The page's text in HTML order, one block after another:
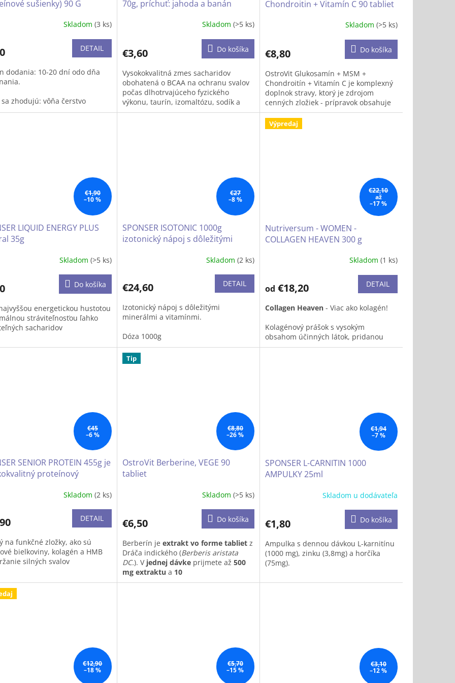
sušienky) 90 G
Skladom (3 ks)
DETAIL
dodania: 10-20 dní odo dňa
sa zhodujú: vôňa čerstvo
koláčika je tá najlepšia.
70g, príchuť: jahoda a banán
Skladom (>5 ks)
€3,60 Do košíka
Vysokokvalitná zmes sacharidov
obohatená o BCAA na ochranu svalov
počas dlhotrvajúceho fyzického
výkonu, taurín, izomaltózu, sodík a
draslík.
Neobsahuje konzervačné látky, ani
500mg BCAA v jednej tube
Chondroitin + Vitamín C 90 tabliet
Skladom (>5 ks)
€8,80 Do košíka
OstroVit Glukosamín + MSM +
Chondroitín + Vitamín C je komplexný
doplnok stravy, ktorý je zdrojom
cenných zložiek - prípravok obsahuje
okrem iného glukozamín, chondroitín
a vitamín C. Ide o produkt vo forme
ľahko prehĺtateľných tabliet, vytvorený
€1,90
–10 %
LIQUID ENERGY PLUS
35g
Skladom (>5 ks)
Do košíka
energetickou hustotou
stráviteľnosťou ľahko
sacharidov
tuba alebo jednorazové
konzervačné látky, ani
€27
–8 %
SPONSER ISOTONIC 1000g
izotonický nápoj s dôležitými
postupnou dlhotrvajúcouSkladom (2 ks)
€24,60 DETAIL
Izotonický nápoj s dôležitými
minerálmi a vitamínmi.
Dóza 1000g
Výpredaj
€22,10
až
–17 %
Nutriversum - WOMEN -
COLLAGEN HEAVEN 300 g
je
z
hviezdičiek.
Skladom (1 ks)
od €18,20 DETAIL
Collagen Heaven- Viac ako kolagén!
Kolagénový prášok s vysokým
obsahom účinných látok, pridanou
kyselinou hyalurónovou, vitamínom C
€45
–6 %
SENIOR PROTEIN 455g je
proteínový
ktorý spĺňa
na vyšší príjem
najmä u seniorov, bez
bez gluténu
Skladom (2 ks)
DETAIL
na funkčné zložky, ako sú
bielkoviny, kolagén a HMB
silných svalov
na vápnik, vitamín B12 a
D
Tip
€8,80
–26 %
OstroVit Berberine, VEGE 90
tabliet
Skladom (>5 ks)
€6,50 Do košíka
Berberín je extrakt vo forme tablietz
Dráča indického (Berberis aristata
DC.). V jednej dávke prijmete až 500
mg extraktu a 10
mg samotnéhoberberínu.
citlivosti na inzulín. To je kľúčové pre
efektívnejšie dodávanie živín do
svalových buniek, čo vedie k lepšej
regenerácii a rýchlejšiemu rastu
€1,94
–7 %
SPONSER L-CARNITIN 1000
AMPULKY 25ml
Skladom u dodávateľa
€1,80 Do košíka
Ampulka s dennou dávkou L-karnitínu
(1000 mg), zinku (3,8mg) a horčíka
(75mg).
€12,90
–18 %
€5,70
–15 %
€3,10
–12 %